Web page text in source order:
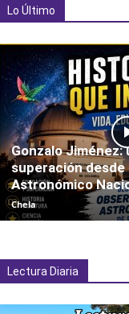
Lo Último
Gonzalo Jiménez:
superación
Astronómico
Chela
Lectura Diaria